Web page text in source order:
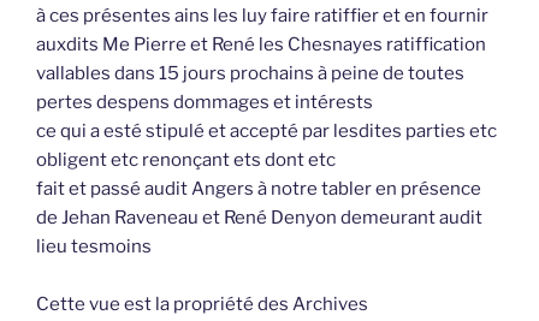
à ces présentes ains les luy faire ratiffier et en fournir
auxdits Me Pierre et René les Chesnayes ratiffication
vallables dans 15 jours prochains à peine de toutes
pertes despens dommages et intérests
ce qui a esté stipulé et accepté par lesdites parties etc
obligent etc renonçant ets dont etc
fait et passé audit Angers à notre tabler en présence
de Jehan Raveneau et René Denyon demeurant audit
lieu tesmoins
Cette vue est la propriété des Archives